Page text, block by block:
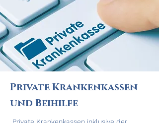
Private Krankenkassen
und Beihilfe